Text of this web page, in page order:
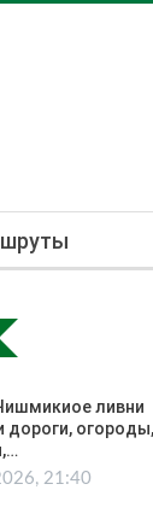
ливни
дороги, огороды,
21:40